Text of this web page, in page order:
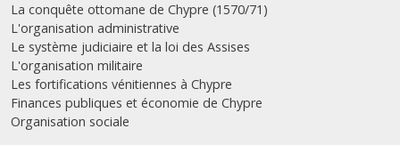
La conquête ottomane de Chypre (1570/71)
L'organisation administrative
Le système judiciaire et la loi des Assises
L'organisation militaire
Les fortifications vénitiennes à Chypre
Finances publiques et économie de Chypre
Organisation sociale